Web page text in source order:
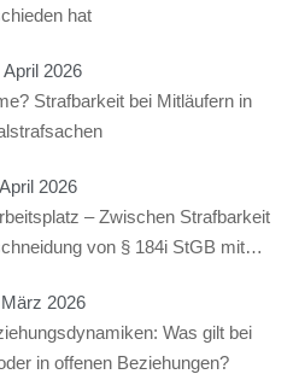
hat
April 2026
Strafbarkeit bei Mitläufern in
2026
– Zwischen Strafbarkeit
von § 184i StGB mit
2026
Was gilt bei
in offenen Beziehungen?